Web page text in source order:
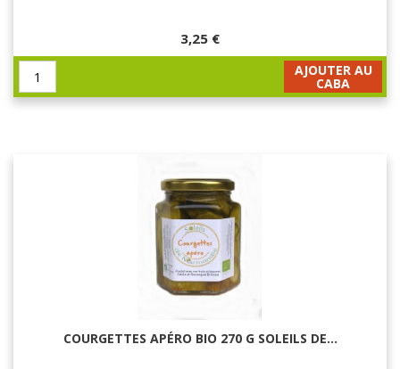
3,25 €
AJOUTER AU
CABA
COURGETTES APÉRO BIO 270 G SOLEILS DE...